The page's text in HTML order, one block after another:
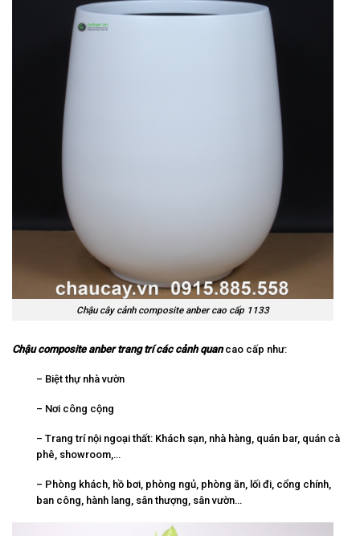
Chậu cây cảnh composite anber cao cấp 1133
Chậu composite anber trang trí các cảnh quancao cấp như:
– Biệt thự nhà vườn
– Nơi công cộng
– Trang trí nội ngoại thất: Khách sạn, nhà hàng, quán bar, quán cà
phê, showroom,…
– Phòng khách, hồ bơi, phòng ngủ, phòng ăn, lối đi, cổng chính,
ban công, hành lang, sân thượng, sân vườn…